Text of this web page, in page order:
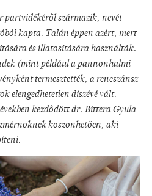
partvidékéről származik, nevét
kapta. Talán éppen azért, mert
és illatosítására használták.
(mint például a pannonhalmi
termesztették, a reneszánsz
elengedhetetlen díszévé vált.
kezdődött dr. Bittera Gyula
köszönhetően, aki